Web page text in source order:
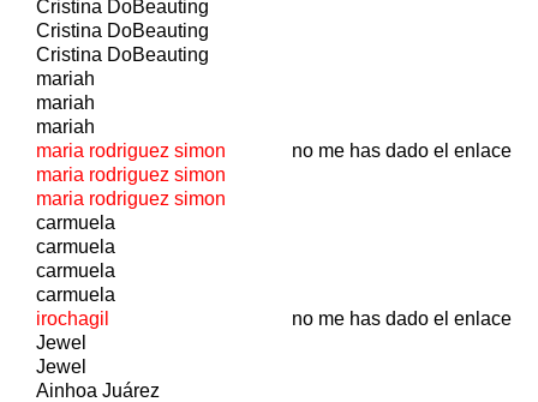
Cristina DoBeauting
Cristina DoBeauting
Cristina DoBeauting
mariah
mariah
mariah
maria rodriguez simon
no me has dado el enlace
maria rodriguez simon
maria rodriguez simon
carmuela
carmuela
carmuela
carmuela
irochagil
no me has dado el enlace
Jewel
Jewel
Ainhoa Juárez